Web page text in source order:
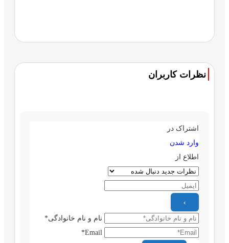
نظرات کاربران
اشتراک در
وارد شدن
اطلاع از
نام و نام خانوادگی*
Email*